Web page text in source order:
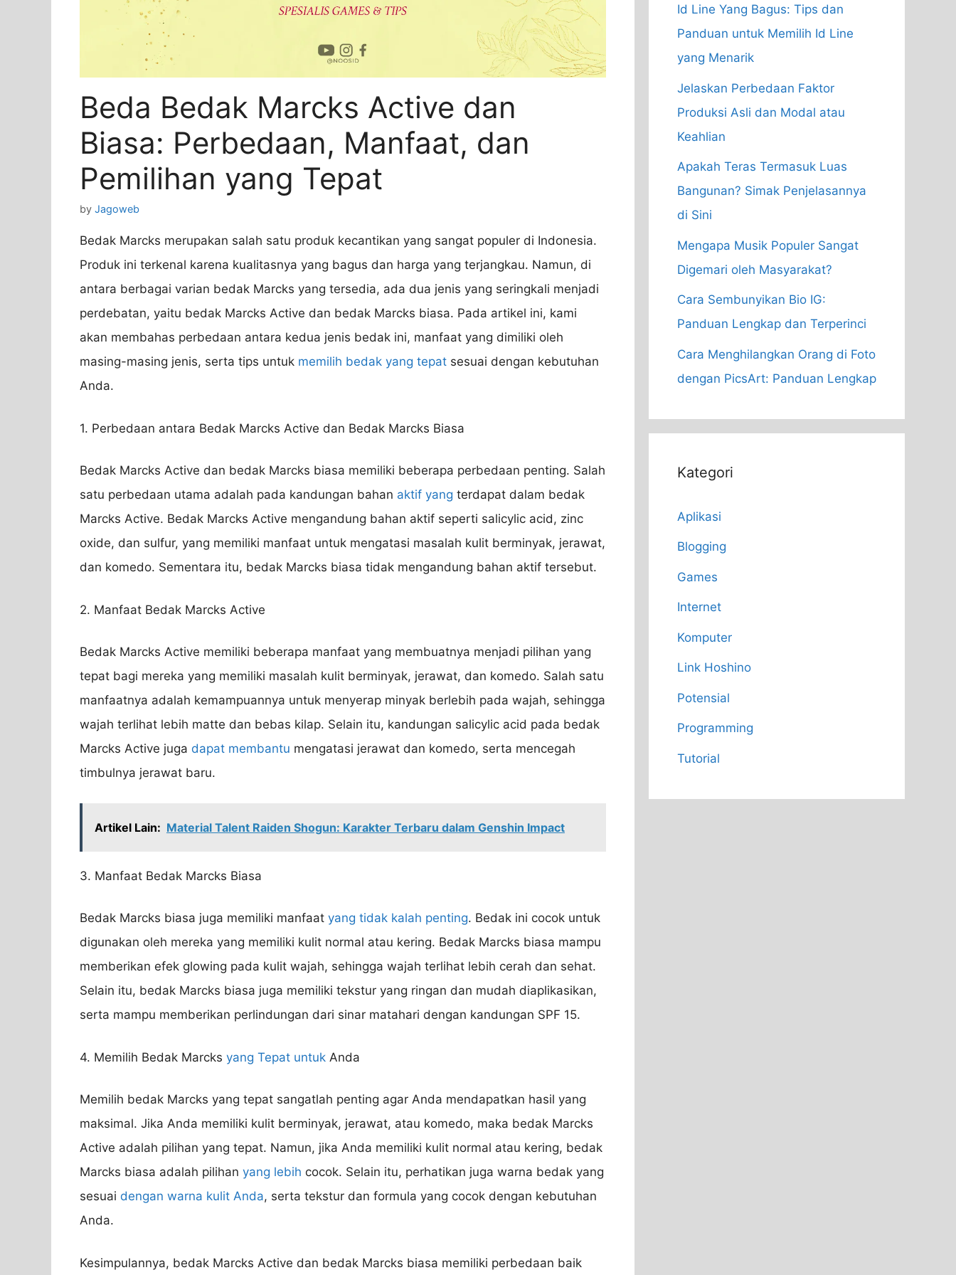
Beda Bedak Marcks Active dan
Biasa: Perbedaan, Manfaat, dan
Pemilihan yang Tepat
by Jagoweb
Bedak Marcks merupakan salah satu produk kecantikan yang sangat populer di Indonesia.
Produk ini terkenal karena kualitasnya yang bagus dan harga yang terjangkau. Namun, di
antara berbagai varian bedak Marcks yang tersedia, ada dua jenis yang seringkali menjadi
perdebatan, yaitu bedak Marcks Active dan bedak Marcks biasa. Pada artikel ini, kami
akan membahas perbedaan antara kedua jenis bedak ini, manfaat yang dimiliki oleh
masing-masing jenis, serta tips untuk memilih bedak yang tepat sesuai dengan kebutuhan
Anda.
1. Perbedaan antara Bedak Marcks Active dan Bedak Marcks Biasa
Bedak Marcks Active dan bedak Marcks biasa memiliki beberapa perbedaan penting. Salah
satu perbedaan utama adalah pada kandungan bahan aktif yang terdapat dalam bedak
Marcks Active. Bedak Marcks Active mengandung bahan aktif seperti salicylic acid, zinc
oxide, dan sulfur, yang memiliki manfaat untuk mengatasi masalah kulit berminyak, jerawat,
dan komedo. Sementara itu, bedak Marcks biasa tidak mengandung bahan aktif tersebut.
2. Manfaat Bedak Marcks Active
Bedak Marcks Active memiliki beberapa manfaat yang membuatnya menjadi pilihan yang
tepat bagi mereka yang memiliki masalah kulit berminyak, jerawat, dan komedo. Salah satu
manfaatnya adalah kemampuannya untuk menyerap minyak berlebih pada wajah, sehingga
wajah terlihat lebih matte dan bebas kilap. Selain itu, kandungan salicylic acid pada bedak
Marcks Active juga dapat membantu mengatasi jerawat dan komedo, serta mencegah
timbulnya jerawat baru.
Artikel Lain: Material Talent Raiden Shogun: Karakter Terbaru dalam Genshin Impact
3. Manfaat Bedak Marcks Biasa
Bedak Marcks biasa juga memiliki manfaat yang tidak kalah penting. Bedak ini cocok untuk
digunakan oleh mereka yang memiliki kulit normal atau kering. Bedak Marcks biasa mampu
memberikan efek glowing pada kulit wajah, sehingga wajah terlihat lebih cerah dan sehat.
Selain itu, bedak Marcks biasa juga memiliki tekstur yang ringan dan mudah diaplikasikan,
serta mampu memberikan perlindungan dari sinar matahari dengan kandungan SPF 15.
4. Memilih Bedak Marcks yang Tepat untuk Anda
Memilih bedak Marcks yang tepat sangatlah penting agar Anda mendapatkan hasil yang
maksimal. Jika Anda memiliki kulit berminyak, jerawat, atau komedo, maka bedak Marcks
Active adalah pilihan yang tepat. Namun, jika Anda memiliki kulit normal atau kering, bedak
Marcks biasa adalah pilihan yang lebih cocok. Selain itu, perhatikan juga warna bedak yang
sesuai dengan warna kulit Anda, serta tekstur dan formula yang cocok dengan kebutuhan
Anda.
Kesimpulannya, bedak Marcks Active dan bedak Marcks biasa memiliki perbedaan baik
Id Line Yang Bagus: Tips dan
Panduan untuk Memilih Id Line
yang Menarik
Jelaskan Perbedaan Faktor
Produksi Asli dan Modal atau
Keahlian
Apakah Teras Termasuk Luas
Bangunan? Simak Penjelasannya
di Sini
Mengapa Musik Populer Sangat
Digemari oleh Masyarakat?
Cara Sembunyikan Bio IG:
Panduan Lengkap dan Terperinci
Cara Menghilangkan Orang di Foto
dengan PicsArt: Panduan Lengkap
Kategori
Aplikasi
Blogging
Games
Internet
Komputer
Link Hoshino
Potensial
Programming
Tutorial